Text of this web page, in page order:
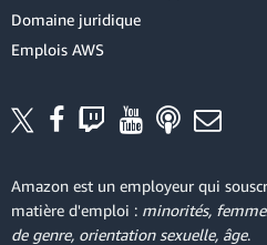
Domaine juridique
Emplois AWS
Amazon est un employeur qui
matière d'emploi : minorités,
de genre, orientation sexuelle, âge.